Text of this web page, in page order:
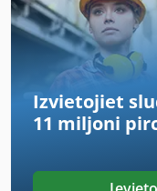
Hermle C 400
Index B400
Index C100
Index C200
Index C29
Izvietojiet
11 miljoni